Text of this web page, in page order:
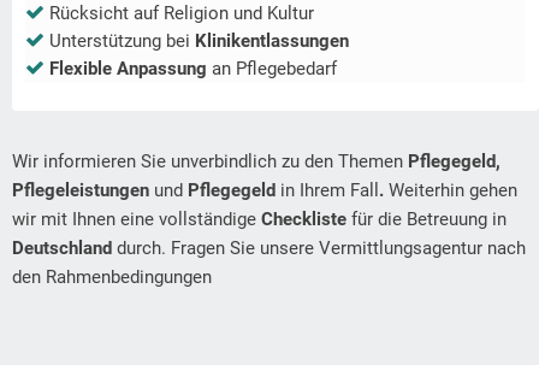
Rücksicht auf Religion und Kultur
Unterstützung bei Klinikentlassungen
Flexible Anpassung an Pflegebedarf
Wir informieren Sie unverbindlich zu den Themen Pflegegeld,
Pflegeleistungen und Pflegegeld in Ihrem Fall . Weiterhin gehen
wir mit Ihnen eine vollständige Checkliste für die Betreuung in
Deutschland durch. Fragen Sie unsere Vermittlungsagentur nach
den Rahmenbedingungen